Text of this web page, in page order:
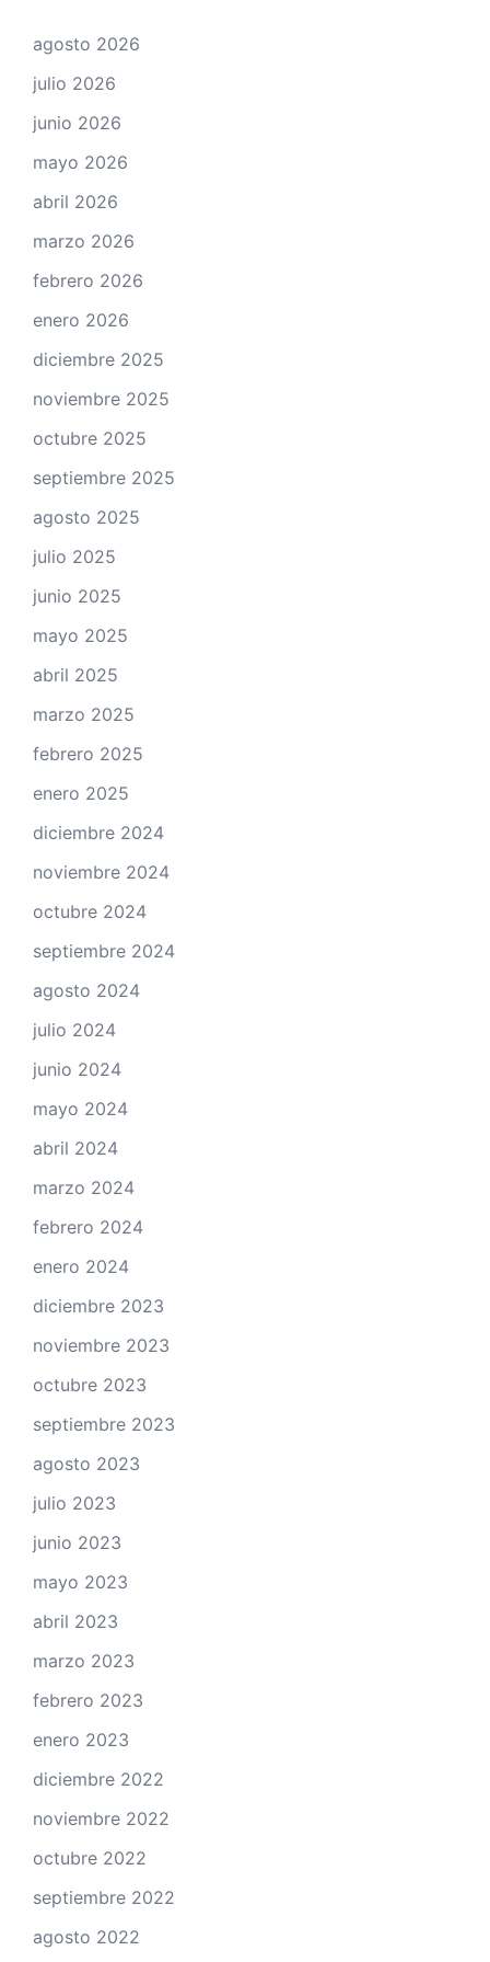
agosto 2026
julio 2026
junio 2026
mayo 2026
abril 2026
marzo 2026
febrero 2026
enero 2026
diciembre 2025
noviembre 2025
octubre 2025
septiembre 2025
agosto 2025
julio 2025
junio 2025
mayo 2025
abril 2025
marzo 2025
febrero 2025
enero 2025
diciembre 2024
noviembre 2024
octubre 2024
septiembre 2024
agosto 2024
julio 2024
junio 2024
mayo 2024
abril 2024
marzo 2024
febrero 2024
enero 2024
diciembre 2023
noviembre 2023
octubre 2023
septiembre 2023
agosto 2023
julio 2023
junio 2023
mayo 2023
abril 2023
marzo 2023
febrero 2023
enero 2023
diciembre 2022
noviembre 2022
octubre 2022
septiembre 2022
agosto 2022